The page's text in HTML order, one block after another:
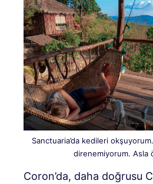
Sanctuaria’da kedileri
direnemiyorum. Asla
Coron’da, daha doğrusu